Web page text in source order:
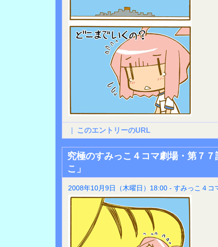
| このエントリーのURL
究極のすみっこ４コマ劇場・第７
こ」
2008年10月9日（木曜日）18:00 - すみっこ４コ